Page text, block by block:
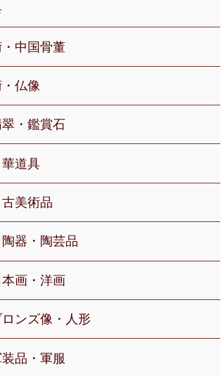
中国骨董
仏像
・鑑賞石
道具
美術品
器・陶芸品
画・洋画
ンズ像・人形
品・軍服